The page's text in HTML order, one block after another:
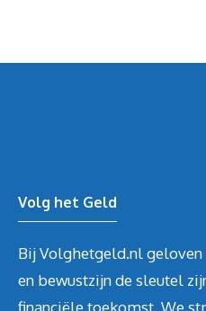
Volg het Geld
Bij Volghetgeld.nl geloven
en bewustzijn de sleutel
financiële toekomst. We